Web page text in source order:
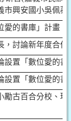
市興安國小吳佩
的書庫」計畫。
，討論新年度合作
設置「數位愛的書
設置「數位愛的書
勵古百合分校、